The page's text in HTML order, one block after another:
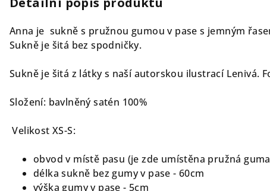
Anna je sukně s pružnou gumou v pase s jemným
Sukně je šitá bez spodničky.
Sukně je šitá z látky s naší autorskou ilustrací Lenivá.
Složení: bavlněný satén 100%
Velikost XS-S:
obvod v místě pasu (je zde umístěna pružná
délka sukně bez gumy v pase - 60cm
výška gumy v pase - 5cm